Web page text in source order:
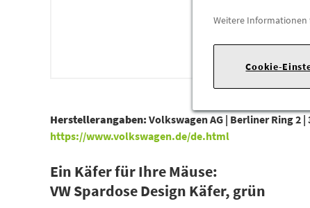
Herstellerangaben: Volkswagen AG | Berliner Ring 2 |
https://www.volkswagen.de/de.html
Ein Käfer für Ihre Mäuse:
VW Spardose Design Käfer, grün
Weitere Informationen
Cookie-